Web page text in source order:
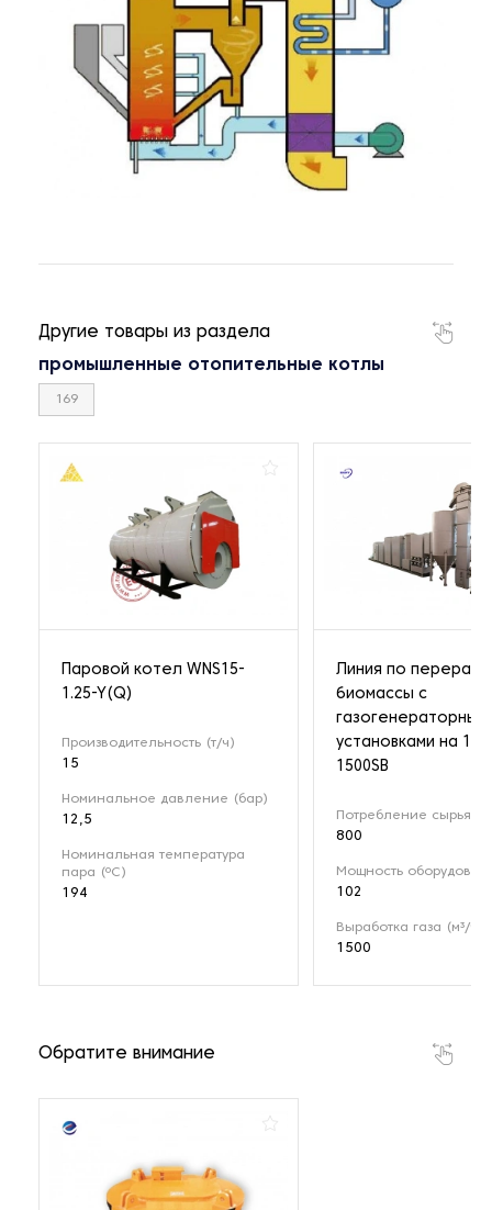
Другие товары из раздела
промышленные отопительные котлы
169
Паровой котел WNS15-
1.25-Y(Q)
Производительность (т/ч)
15
Номинальное давление (бар)
12,5
Номинальная температура
пара (ºС)
194
Линия по
биомассы с
установками на 1
1500SB
Потребление сырья
800
Мощность
102
Выработка газа (м³/ч)
1500
Обратите внимание